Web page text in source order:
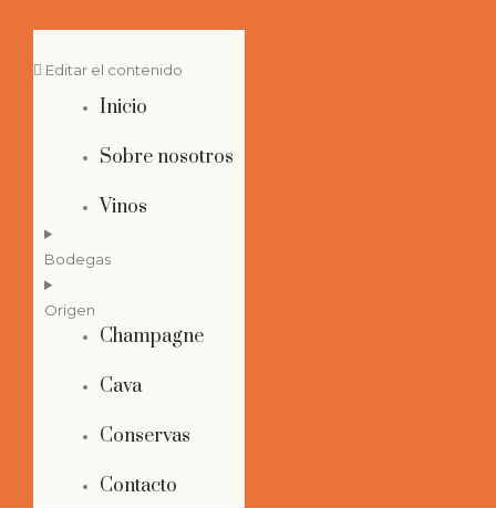
Editar el contenido
Inicio
Sobre nosotros
Vinos
Bodegas
Origen
Champagne
Cava
Conservas
Contacto